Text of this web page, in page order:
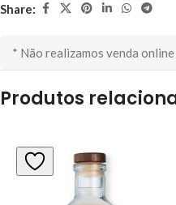
Share:
* Não realizamos venda
Produtos